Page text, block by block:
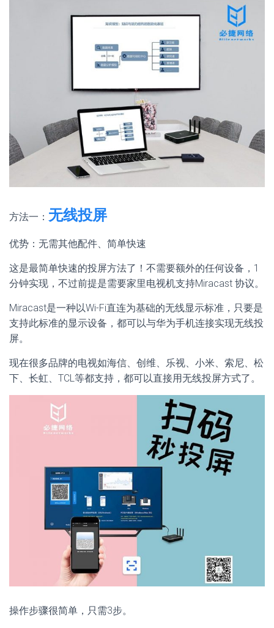
方法一： 无线投屏
优势：无需其他配件、简单快速
这是最简单快速的投屏方法了！不需要额外的任何设备，1
分钟实现，不过前提是需要家里电视机支持Miracast 协议。
Miracast是一种以Wi-Fi直连为基础的无线显示标准，只要是
支持此标准的显示设备，都可以与华为手机连接实现无线投
屏。
现在很多品牌的电视如海信、创维、乐视、小米、索尼、松
下、长虹、TCL等都支持，都可以直接用无线投屏方式了。
操作步骤很简单，只需3步。